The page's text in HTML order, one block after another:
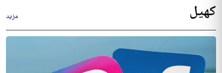
کھیل مزید